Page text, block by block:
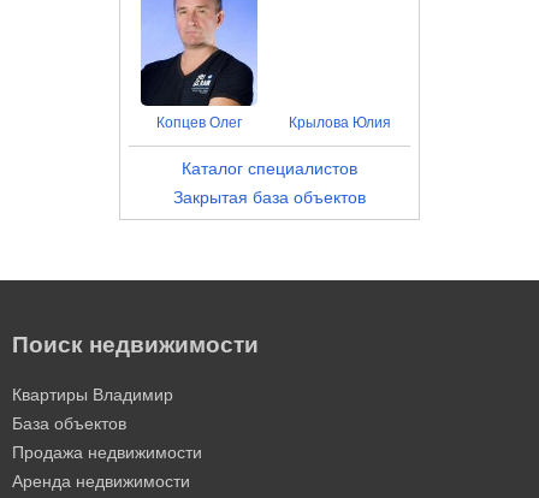
Копцев Олег Крылова Юлия
Каталог специалистов
Закрытая база объектов
Поиск недвижимости
Квартиры Владимир
База объектов
Продажа недвижимости
Аренда недвижимости